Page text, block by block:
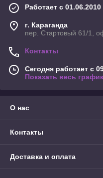
Работает с 01.06.2010
г. Караганда
пер. Стартовый 61/1,
Контакты
Сегодня работает с
Показать весь
О нас
Контакты
Доставка и оплата